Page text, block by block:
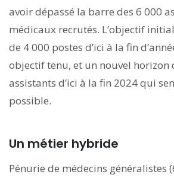
avoir dépassé la barre des 6 000
médicaux recrutés. L’objectif
de 4 000 postes d’ici à la fin
objectif tenu, et un nouvel horizon
assistants d’ici à la fin 2024 qui
possible.
Un métier hybride
Pénurie de médecins généralistes